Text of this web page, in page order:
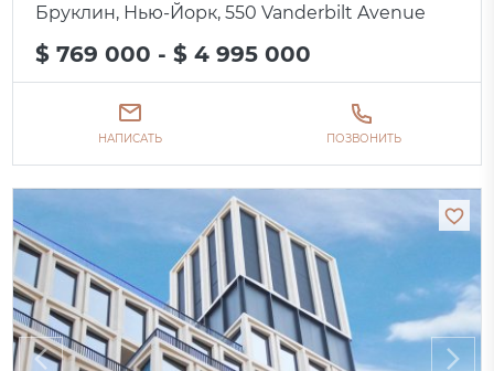
Бруклин, Нью-Йорк, 550 Vanderbilt Avenue
$ 769 000 - $ 4 995 000
НАПИСАТЬ ПОЗВОНИТЬ